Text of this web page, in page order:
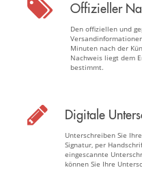
Offizieller
Den offiziellen und
Minuten nach der
Nachweis liegt dem
bestimmt.
Digitale
Unterschreiben Sie
Signatur, per
eingescannte
können Sie Ihre